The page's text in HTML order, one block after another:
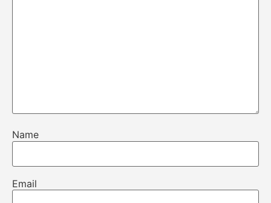
Name
Email